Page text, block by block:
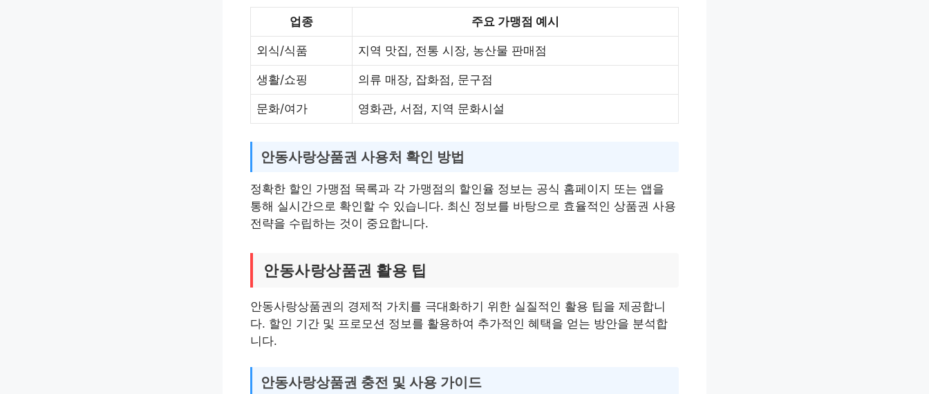
업종 주요 가맹점 예시
외식/식품 지역 맛집, 전통 시장, 농산물 판매점
생활/쇼핑 의류 매장, 잡화점, 문구점
문화/여가 영화관, 서점, 지역 문화시설
안동사랑상품권 사용처 확인 방법
정확한 할인 가맹점 목록과 각 가맹점의 할인율 정보는 공식 홈페이지 또는 앱을
통해 실시간으로 확인할 수 있습니다. 최신 정보를 바탕으로 효율적인 상품권 사용
전략을 수립하는 것이 중요합니다.
안동사랑상품권 활용 팁
안동사랑상품권의 경제적 가치를 극대화하기 위한 실질적인 활용 팁을 제공합니
다. 할인 기간 및 프로모션 정보를 활용하여 추가적인 혜택을 얻는 방안을 분석합
니다.
안동사랑상품권 충전 및 사용 가이드